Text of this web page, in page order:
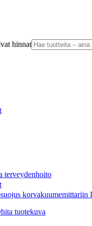
hinnat
terveydenhoito
tuotekuva